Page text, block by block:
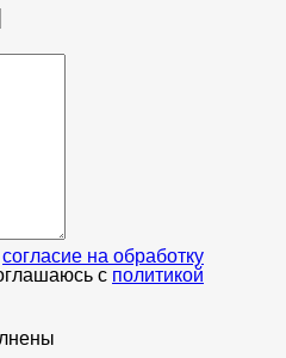
согласие на обработку
с политикой